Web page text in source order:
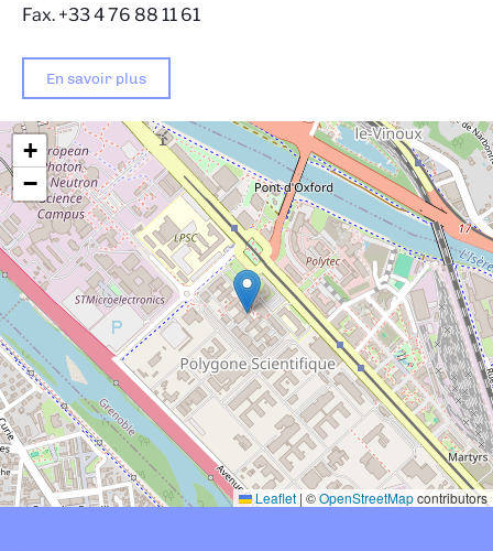
+
−
Leaflet | ©OpenStreetMapcontributors
Fax. +33 4 76 88 11 61
En savoir plus